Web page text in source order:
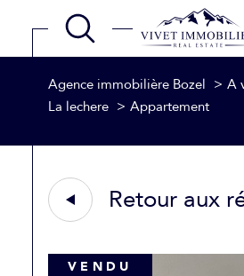
Agence immobilière Bozel
A
La lechere
Appartement
Retour aux
VENDU